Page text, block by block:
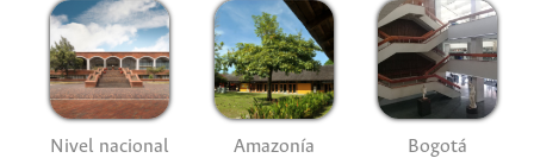
Nivel nacional Amazonía Bogotá